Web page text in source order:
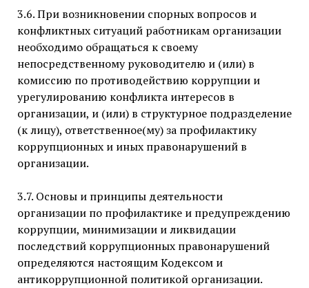
3.6. При возникновении спорных вопросов и
конфликтных ситуаций работникам организации
необходимо обращаться к своему
непосредственному руководителю и (или) в
комиссию по противодействию коррупции и
урегулированию конфликта интересов в
организации, и (или) в структурное подразделение
(к лицу), ответственное(му) за профилактику
коррупционных и иных правонарушений в
организации.
3.7. Основы и принципы деятельности
организации по профилактике и предупреждению
коррупции, минимизации и ликвидации
последствий коррупционных правонарушений
определяются настоящим Кодексом и
антикоррупционной политикой организации.